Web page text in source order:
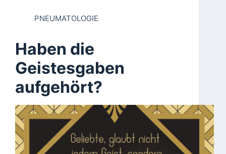
PNEUMATOLOGIE
Haben die
Geistesgaben
aufgehört?